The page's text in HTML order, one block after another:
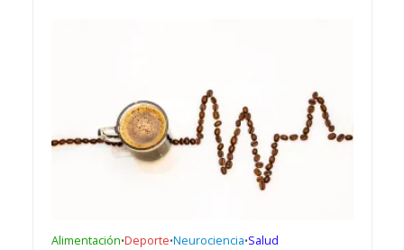
Alimentación•Deporte•Neurociencia•Salud